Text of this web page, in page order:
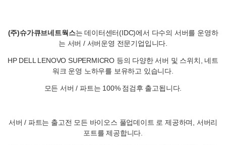
(주)슈가큐브네트웍스는 데이터센터(IDC)에서 다수의 서버를 운영하
는 서버 / 서버운영 전문기업입니다.
HP DELL LENOVO SUPERMICRO 등의 다양한 서버 및 스위치, 네트
워크 운영 노하우를 보유하고 있습니다.
모든 서버 / 파트는 100% 점검후 출고됩니다.
서버 / 파트는 출고전 모든 바이오스 풀업데이트 로 제공하며, 서버리
포트를 제공합니다.